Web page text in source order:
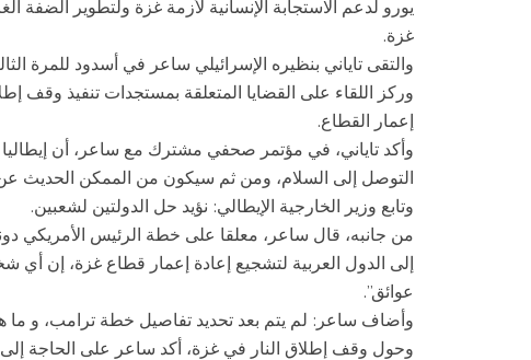
يورو لدعم الاستجابة الإنسانية لأزمة غزة ولتطوير الضفة
غزة.
والتقى تاياني بنظيره الإسرائيلي ساعر في أسدود للمرة
وركز اللقاء على القضايا المتعلقة بمستجدات تنفيذ وقف
إعمار القطاع.
وأكد تاياني، في مؤتمر صحفي مشترك مع ساعر، أن إيطاليا
التوصل إلى السلام، ومن ثم سيكون من الممكن الحديث
وتابع وزير الخارجية الإيطالي: نؤيد حل الدولتين لشعبين.
من جانبه، قال ساعر، معلقا على خطة الرئيس الأمريكي
إلى الدول العربية لتشجيع إعادة إعمار قطاع غزة، إن أي
عوائق”.
وأضاف ساعر: لم يتم بعد تحديد تفاصيل خطة ترامب، و ما
وحول وقف إطلاق النار في غزة، أكد ساعر على الحاجة